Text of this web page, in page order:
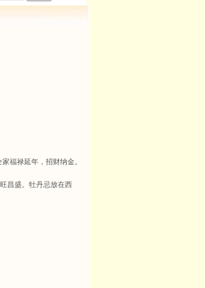
福禄延年，招财纳金。
昌盛。牡丹忌放在西